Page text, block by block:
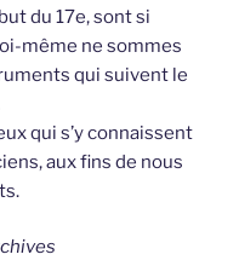
du 17e, sont si
même ne sommes
qui suivent le
qui s’y connaissent
aux fins de nous